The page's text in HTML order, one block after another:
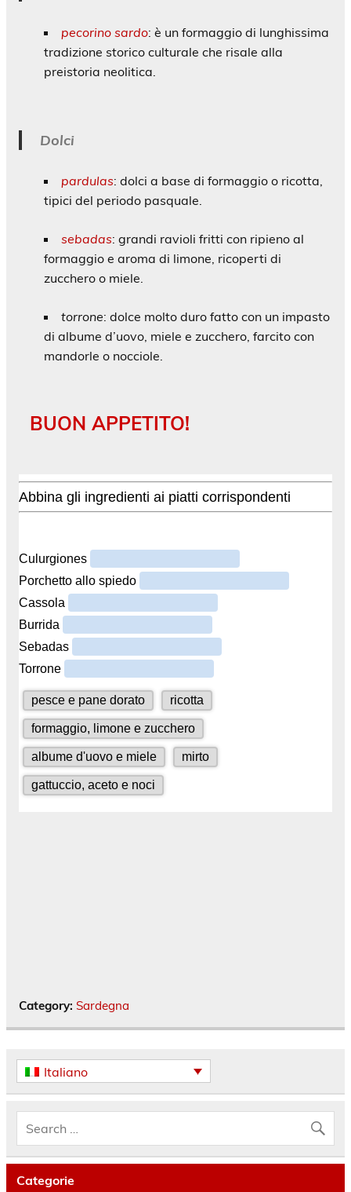
pecorino sardo: è un formaggio di lunghissima
tradizione storico culturale che risale alla
preistoria neolitica.
Dolci
pardulas: dolci a base di formaggio o ricotta,
tipici del periodo pasquale.
sebadas: grandi ravioli fritti con ripieno al
formaggio e aroma di limone, ricoperti di
zucchero o miele.
torrone: dolce molto duro fatto con un impasto
di albume d’uovo, miele e zucchero, farcito con
mandorle o nocciole.
BUON APPETITO!
Category: Sardegna
Italiano
Categorie